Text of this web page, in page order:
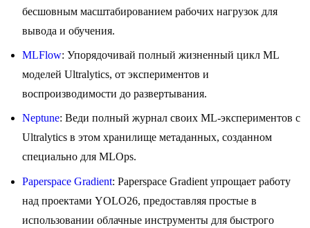
бесшовным масштабированием рабочих нагрузок для
вывода и обучения.
MLFlow: Упорядочивай полный жизненный цикл ML
моделей Ultralytics, от экспериментов и
воспроизводимости до развертывания.
Neptune: Веди полный журнал своих ML-экспериментов с
Ultralytics в этом хранилище метаданных, созданном
специально для MLOps.
Paperspace Gradient: Paperspace Gradient упрощает работу
над проектами YOLO26, предоставляя простые в
использовании облачные инструменты для быстрого